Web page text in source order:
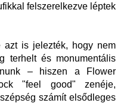
felszerelkezve léptek
azt is jelezték, hogy nem
terhelt és monumentális
– hiszen a Flower
"feel good" zenéje,
számít elsődleges